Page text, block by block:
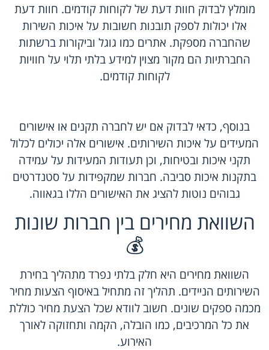
מומלץ לבדוק חוות דעת של לקוחות קודמים. חוות דעת
אלו יכולות לספק תובנות חשובות על איכות השירות
שהחברה מספקת. אתרים כמו גוגל וביקורות ברשתות
החברתיות הם מקור מצוין למידע בלתי תלוי על חוויות
לקוחות קודמים.
בנוסף, כדאי לבדוק אם יש לחברה תקנים או אישורים
המעידים על איכות השירותים. אישורים אלה יכולים לכלול
תקני איכות ובטיחות, וכן תעודות המעידות על עמידה
בתקנות איכות סביבה. חברות שמקפידות על סטנדרטים
גבוהים נוטות להציג את האישורים הללו בגאווה.
השוואת מחירים בין חברות שונות
💰
השוואת מחירים היא חלק בלתי נפרד מתהליך בחירת
השירותים הניידים. תהליך זה מתחיל באיסוף הצעות מחיר
מכמה ספקים שונים. חשוב לוודא שכל הצעת מחיר כוללת
את כל המרכיבים, כמו הובלה, הקמה ותחזוקה לאורך
האירוע.